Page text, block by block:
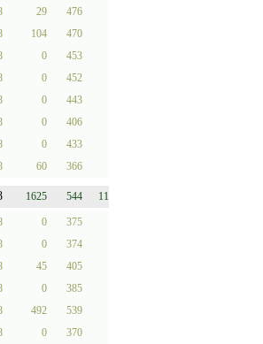
29
476
104
470
0
453
0
452
0
443
0
406
0
433
60 366
1625 544 11
0
375
0
374
45
405
0
385
492
539
0
370